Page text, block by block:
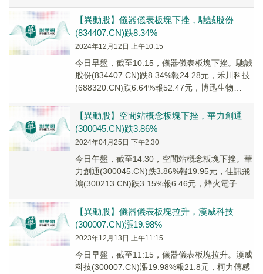
【異動股】儀器儀表板塊下挫，馳誠股份
(834407.CN)跌8.34%
2024年12月12日 上午10:15
今日早盤，截至10:15，儀器儀表板塊下挫。馳誠
股份(834407.CN)跌8.34%報24.28元，禾川科技
(688320.CN)跌6.64%報52.47元，博迅生物
【異動股】空間站概念板塊下挫，華力創通
(300045.CN)跌3.86%
2024年04月25日 下午2:30
今日午盤，截至14:30，空間站概念板塊下挫。華
力創通(300045.CN)跌3.86%報19.95元，佳訊飛
鴻(300213.CN)跌3.15%報6.46元，烽火電子
【異動股】儀器儀表板塊拉升，漢威科技
(300007.CN)漲19.98%
2023年12月13日 上午11:15
今日早盤，截至11:15，儀器儀表板塊拉升。漢威
科技(300007.CN)漲19.98%報21.8元，柯力傳感